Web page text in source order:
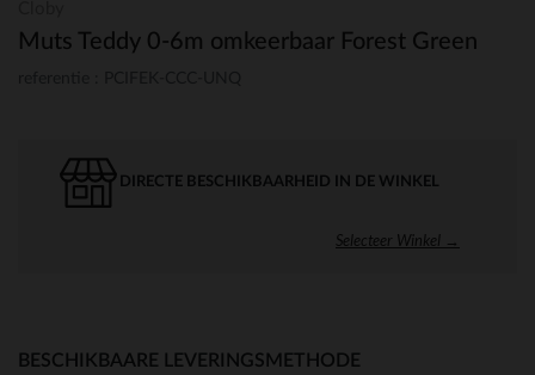
Muts Teddy 0-6m omkeerbaar Forest Green
DIRECTE BESCHIKBAARHEID IN DE WINKEL
Selecteer Winkel →
BESCHIKBAARE LEVERINGSMETHODE